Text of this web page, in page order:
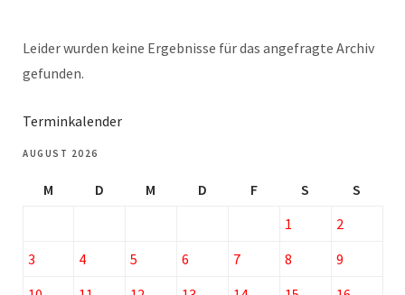
Leider wurden keine Ergebnisse für das angefragte Archiv
gefunden.
Terminkalender
AUGUST 2026
M D M D F S
S
1
2
3
4 5 6 7 8
9